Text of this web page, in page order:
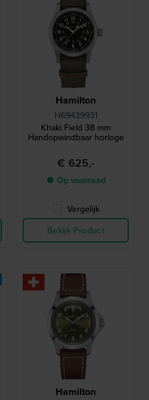
Hamilton
H69439931
Khaki Field 38 mm
Handopwindbaar horloge
€ 625,-
● Op voorraad
Vergelijk
Bekijk Product
Hamilton